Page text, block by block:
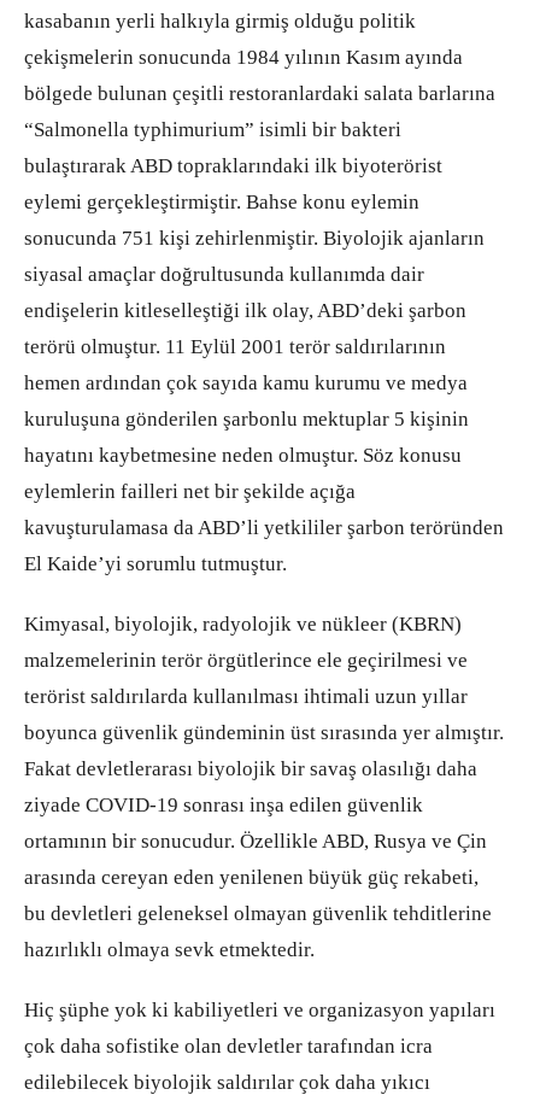
kasabanın yerli halkıyla girmiş olduğu politik
çekişmelerin sonucunda 1984 yılının Kasım ayında
bölgede bulunan çeşitli restoranlardaki salata barlarına
“Salmonella typhimurium” isimli bir bakteri
bulaştırarak ABD topraklarındaki ilk biyoterörist
eylemi gerçekleştirmiştir. Bahse konu eylemin
sonucunda 751 kişi zehirlenmiştir. Biyolojik ajanların
siyasal amaçlar doğrultusunda kullanımda dair
endişelerin kitleselleştiği ilk olay, ABD’deki şarbon
terörü olmuştur. 11 Eylül 2001 terör saldırılarının
hemen ardından çok sayıda kamu kurumu ve medya
kuruluşuna gönderilen şarbonlu mektuplar 5 kişinin
hayatını kaybetmesine neden olmuştur. Söz konusu
eylemlerin failleri net bir şekilde açığa
kavuşturulamasa da ABD’li yetkililer şarbon teröründen
El Kaide’yi sorumlu tutmuştur.
Kimyasal, biyolojik, radyolojik ve nükleer (KBRN)
malzemelerinin terör örgütlerince ele geçirilmesi ve
terörist saldırılarda kullanılması ihtimali uzun yıllar
boyunca güvenlik gündeminin üst sırasında yer almıştır.
Fakat devletlerarası biyolojik bir savaş olasılığı daha
ziyade COVID-19 sonrası inşa edilen güvenlik
ortamının bir sonucudur. Özellikle ABD, Rusya ve Çin
arasında cereyan eden yenilenen büyük güç rekabeti,
bu devletleri geleneksel olmayan güvenlik tehditlerine
hazırlıklı olmaya sevk etmektedir.
Hiç şüphe yok ki kabiliyetleri ve organizasyon yapıları
çok daha sofistike olan devletler tarafından icra
edilebilecek biyolojik saldırılar çok daha yıkıcı